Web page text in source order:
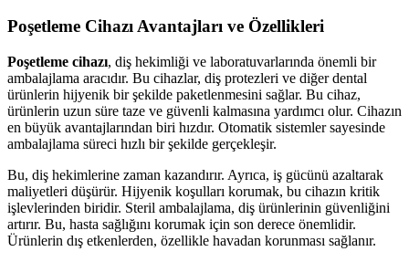
Poşetleme Cihazı Avantajları ve Özellikleri
Poşetleme cihazı, diş hekimliği ve laboratuvarlarında önemli bir
ambalajlama aracıdır. Bu cihazlar, diş protezleri ve diğer dental
ürünlerin hijyenik bir şekilde paketlenmesini sağlar. Bu cihaz,
ürünlerin uzun süre taze ve güvenli kalmasına yardımcı olur. Cihazın
en büyük avantajlarından biri hızdır. Otomatik sistemler sayesinde
ambalajlama süreci hızlı bir şekilde gerçekleşir.
Bu, diş hekimlerine zaman kazandırır. Ayrıca, iş gücünü azaltarak
maliyetleri düşürür. Hijyenik koşulları korumak, bu cihazın kritik
işlevlerinden biridir. Steril ambalajlama, diş ürünlerinin güvenliğini
artırır. Bu, hasta sağlığını korumak için son derece önemlidir.
Ürünlerin dış etkenlerden, özellikle havadan korunması sağlanır.